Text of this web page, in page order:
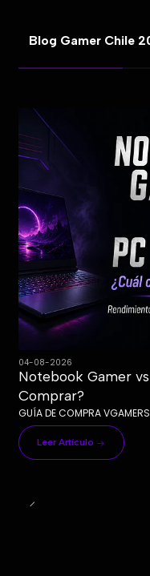
Blog Gamer Chile
04-08-2026
Notebook Gamer
Comprar?
GUÍA DE COMPRA
Leer Artículo